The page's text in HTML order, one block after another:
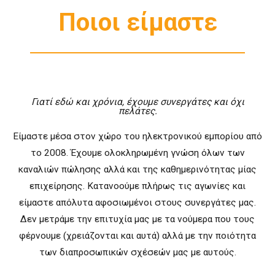
Ποιοι είμαστε
Γιατί εδώ και χρόνια, έχουμε συνεργάτες και όχι
πελάτες.
Είμαστε μέσα στον χώρο του ηλεκτρονικού εμπορίου από
το 2008. Έχουμε ολοκληρωμένη γνώση όλων των
καναλιών πώλησης αλλά και της καθημερινότητας μίας
επιχείρησης. Κατανοούμε πλήρως τις αγωνίες και
είμαστε απόλυτα αφοσιωμένοι στους συνεργάτες μας.
Δεν μετράμε την επιτυχία μας με τα νούμερα που τους
φέρνουμε (χρειάζονται και αυτά) αλλά με την ποιότητα
των διαπροσωπικών σχέσεών μας με αυτούς.